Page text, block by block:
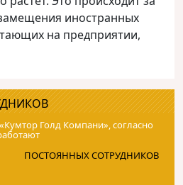
иностранных
на предприятии,
Голд Компани», согласно
ПОСТОЯННЫХ СОТРУДНИКОВ